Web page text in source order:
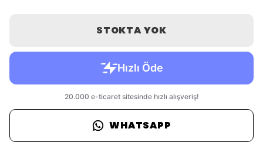
STOKTA YOK
WHATSAPP